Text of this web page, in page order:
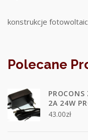
konstrukcje
Polecane
2A 24W
43.00zł